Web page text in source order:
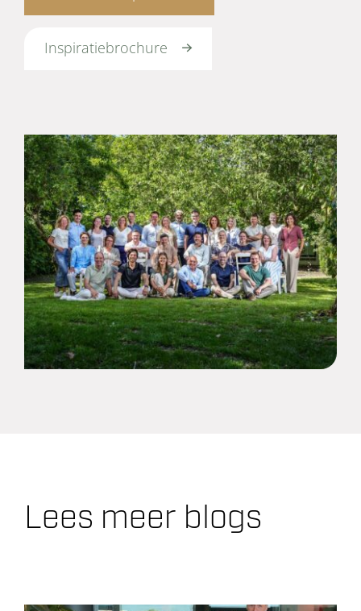
Inspiratiebrochure
Lees meer blogs